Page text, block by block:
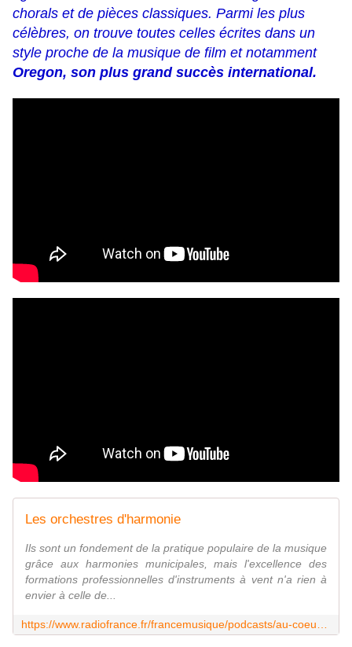
chorals et de pièces classiques. Parmi les plus
célèbres, on trouve toutes celles écrites dans un
style proche de la musique de film et notamment
Oregon, son plus grand succès international.
Les orchestres d'harmonie
Ils sont un fondement de la pratique populaire de la musique
grâce aux harmonies municipales, mais l'excellence des
formations professionnelles d'instruments à vent n'a rien à
envier à celle de...